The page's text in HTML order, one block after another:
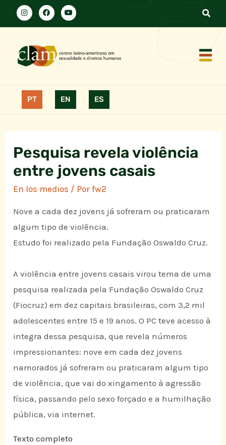
PT EN ES
Pesquisa revela violência
entre jovens casais
En los medios / Porfw2
Nove a cada dez jovens já sofreram ou praticaram
algum tipo de violência.
Estudo foi realizado pela Fundação Oswaldo Cruz.
A violência entre jovens casais virou tema de uma
pesquisa realizada pela Fundação Oswaldo Cruz
(Fiocruz) em dez capitais brasileiras, com 3,2 mil
adolescentes entre 15 e 19 anos. O PC teve acesso à
integra dessa pesquisa, que revela números
impressionantes: nove em cada dez jovens
namorados já sofreram ou praticaram algum tipo
de violência, que vai do xingamento à agressão
física, passando pelo sexo forçado e a humilhação
pública, via internet.
Texto completo